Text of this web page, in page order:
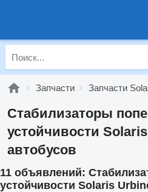
Запчасти Запчасти
Стабилизаторы
устойчивости
автобусов
11 объявлений:
устойчивости Solaris